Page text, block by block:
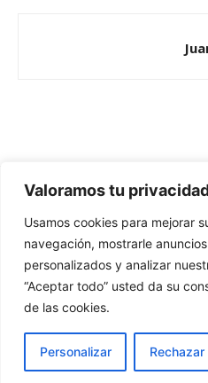
Valoramos tu
Usamos cookies para mejorar
navegación, mostrarle
personalizados y analizar
“Aceptar todo” usted da su
de las cookies.
Personalizar
Redes Cristianas
Una mirada alternativa sobre la
- Colectivos de Redes Cristianas